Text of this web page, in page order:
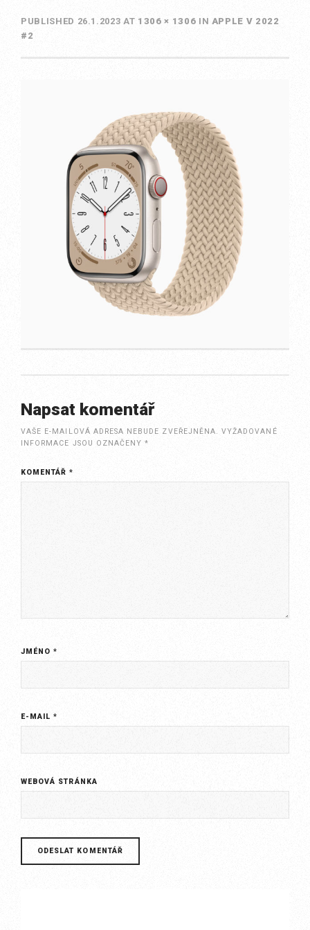
PUBLISHED 26.1.2023 AT 1306 × 1306 IN APPLE V 2022
#2
Napsat komentář
VAŠE E-MAILOVÁ ADRESA NEBUDE ZVEŘEJNĚNA. VYŽADOVANÉ
INFORMACE JSOU OZNAČENY*
KOMENTÁŘ*
JMÉNO*
E-MAIL*
WEBOVÁ STRÁNKA